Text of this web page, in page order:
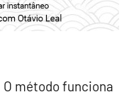
método funciona